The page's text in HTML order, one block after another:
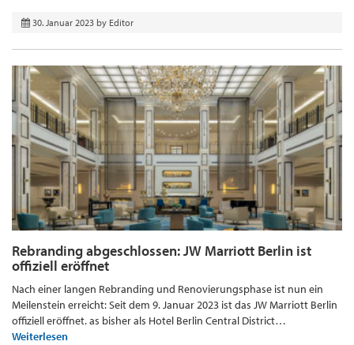
30. Januar 2023 by Editor
Rebranding abgeschlossen: JW Marriott Berlin ist
offiziell eröffnet
Nach einer langen Rebranding und Renovierungsphase ist nun ein
Meilenstein erreicht: Seit dem 9. Januar 2023 ist das JW Marriott Berlin
offiziell eröffnet. as bisher als Hotel Berlin Central District…
Weiterlesen